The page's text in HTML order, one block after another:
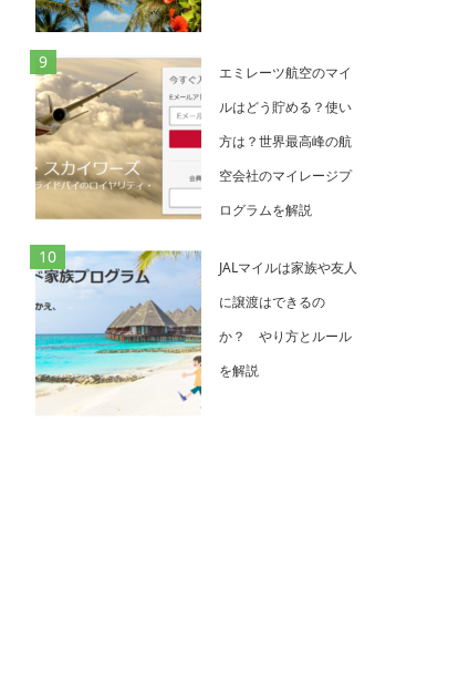
エミレーツ航空のマイ
ルはどう貯める？使い
方は？世界最高峰の航
空会社のマイレージプ
ログラムを解説
JALマイルは家族や友人
に譲渡はできるの
か？ やり方とルール
を解説